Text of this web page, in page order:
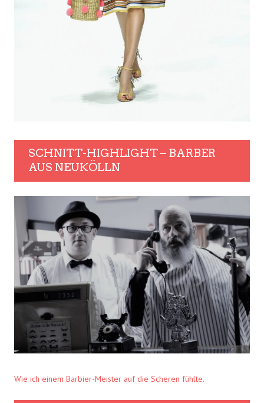
SCHNITT-HIGHLIGHT – BARBER
AUS NEUKÖLLN
Wie ich einem Barbier-Meister auf die Scheren fühlte.